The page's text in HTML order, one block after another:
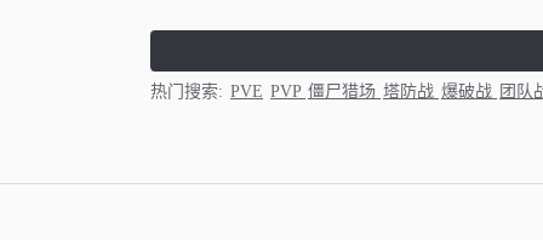
热门搜索: PVE PVP 僵尸猎场 塔防战 爆破战 团队